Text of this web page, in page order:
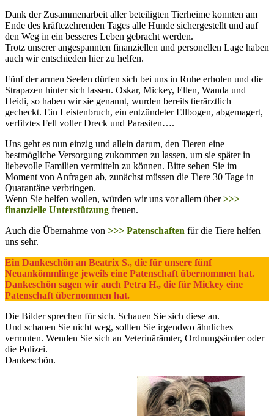
Dank der Zusammenarbeit aller beteiligten Tierheime konnten am
Ende des kräftezehrenden Tages alle Hunde sichergestellt und auf
den Weg in ein besseres Leben gebracht werden.
Trotz unserer angespannten finanziellen und personellen Lage haben
auch wir entschieden hier zu helfen.
Fünf der armen Seelen dürfen sich bei uns in Ruhe erholen und die
Strapazen hinter sich lassen. Oskar, Mickey, Ellen, Wanda und
Heidi, so haben wir sie genannt, wurden bereits tierärztlich
gecheckt. Ein Leistenbruch, ein entzündeter Ellbogen, abgemagert,
verfilztes Fell voller Dreck und Parasiten….
Uns geht es nun einzig und allein darum, den Tieren eine
bestmögliche Versorgung zukommen zu lassen, um sie später in
liebevolle Familien vermitteln zu können. Bitte sehen Sie im
Moment von Anfragen ab, zunächst müssen die Tiere 30 Tage in
Quarantäne verbringen.
Wenn Sie helfen wollen, würden wir uns vor allem über>>>
finanzielle Unterstützung freuen.
Auch die Übernahme von >>> Patenschaften für die Tiere helfen
uns sehr.
Ein Dankeschön an Beatrix S., die für unsere fünf
Neuankömmlinge jeweils eine Patenschaft übernommen hat.
Dankeschön sagen wir auch Petra H., die für Mickey eine
Patenschaft übernommen hat.
Die Bilder sprechen für sich. Schauen Sie sich diese an.
Und schauen Sie nicht weg, sollten Sie irgendwo ähnliches
vermuten. Wenden Sie sich an Veterinärämter, Ordnungsämter oder
die Polizei.
Dankeschön.